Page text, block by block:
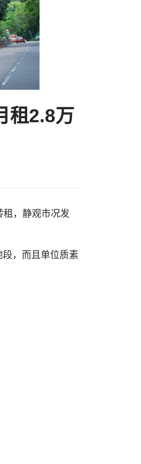
租2.8万
租，静观市况发
，而且单位质素